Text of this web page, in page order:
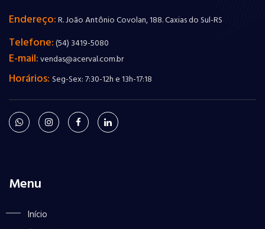
Endereço:R. João Antônio Covolan, 188. Caxias do Sul-RS
Telefone:(54) 3419-5080
E-mail:vendas@acerval.com.br
Horários: Seg-Sex: 7:30-12h e 13h-17:18
Menu
Início